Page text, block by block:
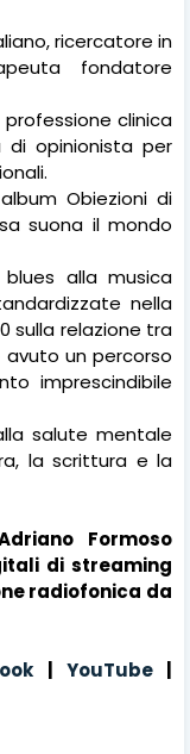
ricercatore in
fondatore
clinica
opinionista per
Obiezioni di
suona il mondo
alla musica
nella
sulla relazione tra
avuto un percorso
imprescindibile
salute mentale
la scrittura e la
Formoso
di streaming
radiofonica da
| YouTube|